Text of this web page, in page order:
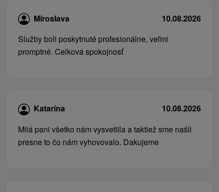
Miroslava
10.08.2026
Služby boli poskytnuté profesionálne, veľmi
promptné. Celková spokojnosť
Katarína
10.08.2026
Milá pani všetko nám vysvetlila a taktiež sme našli
presne to čo nám vyhovovalo. Dakujeme